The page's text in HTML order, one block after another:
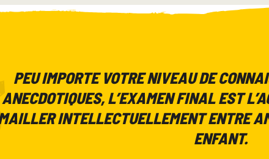
PEU IMPORTE VOTRE NIVEAU DE
ANECDOTIQUES, L’EXAMEN FINAL EST
INTELLECTUELLEMENT ENTRE
ENFANT.